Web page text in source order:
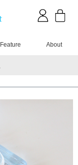
Feature About